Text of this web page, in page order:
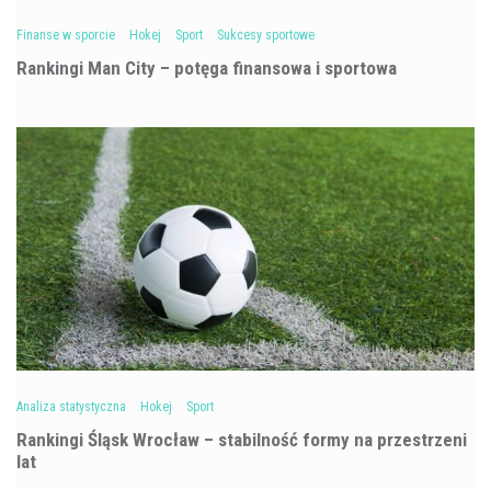
Finanse w sporcie Hokej Sport Sukcesy sportowe
Rankingi Man City – potęga finansowa i sportowa
Analiza statystyczna Hokej Sport
Rankingi Śląsk Wrocław – stabilność formy na przestrzeni
lat